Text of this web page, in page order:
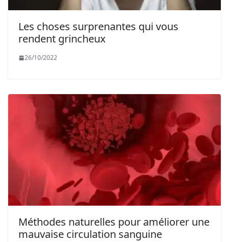
Les choses surprenantes qui vous
rendent grincheux
26/10/2022
Méthodes naturelles pour améliorer une
mauvaise circulation sanguine